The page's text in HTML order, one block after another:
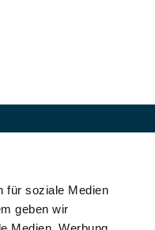
für soziale Medien
geben wir